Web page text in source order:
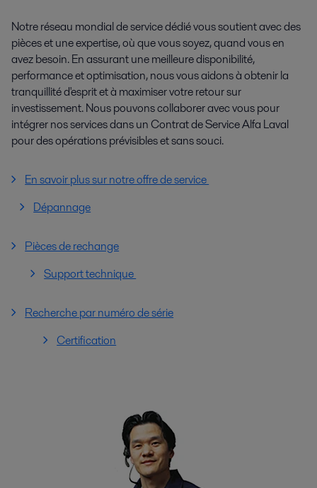
Notre réseau mondial de service dédié vous soutient avec des
pièces et une expertise, où que vous soyez, quand vous en
avez besoin. En assurant une meilleure disponibilité,
performance et optimisation, nous vous aidons à obtenir la
tranquillité d'esprit et à maximiser votre retour sur
investissement. Nous pouvons collaborer avec vous pour
intégrer nos services dans un Contrat de Service Alfa Laval
pour des opérations prévisibles et sans souci.
En savoir plus sur notre offre de service
Dépannage
Pièces de rechange
Support technique
Recherche par numéro de série
Certification